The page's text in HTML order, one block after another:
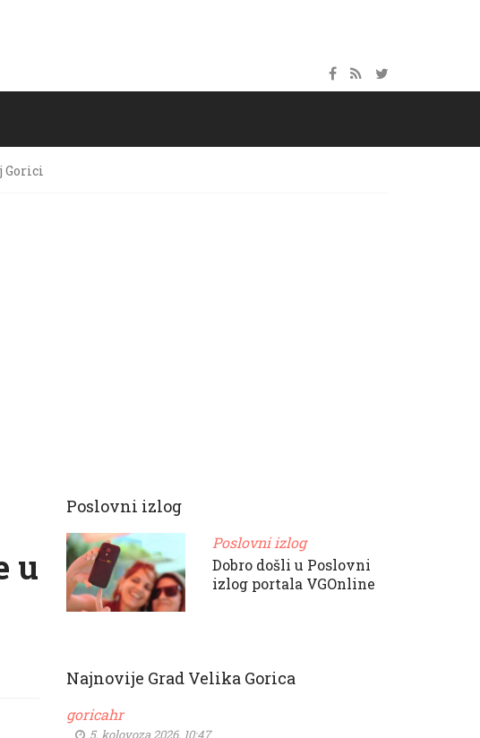
Gorici
u
Poslovni izlog
Poslovni izlog
Dobro došli u Poslovni
izlog portala VGOnline
Najnovije Grad Velika Gorica
goricahr
5. kolovoza 2026. 10:47